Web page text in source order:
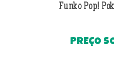
Funko Pop!
PREÇO